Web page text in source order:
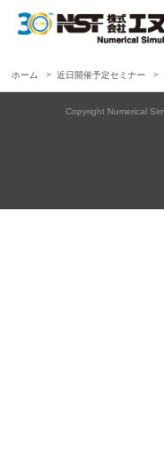
ホーム 近日開催予定セミナー
Copyright Numerical